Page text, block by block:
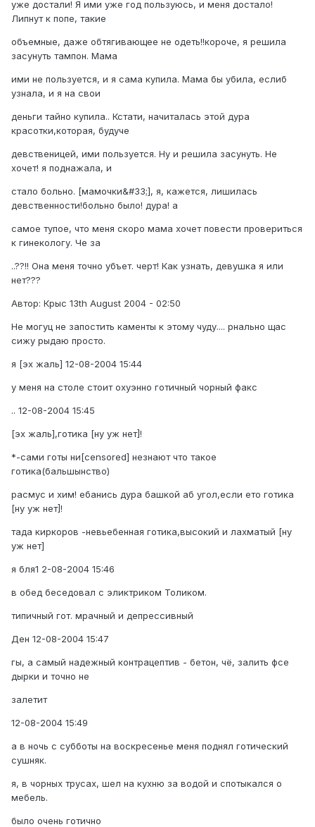
уже достали! Я ими уже год пользуюсь, и меня достало!
Липнут к попе, такие
объемные, даже обтягивающее не одеть!!короче, я решила
засунуть тампон. Мама
ими не пользуется, и я сама купила. Мама бы убила, еслиб
узнала, и я на свои
деньги тайно купила.. Кстати, начиталась этой дура
красотки,которая, будуче
девственицей, ими пользуется. Hу и решила засунуть. Hе
хочет! я поднажала, и
стало больно. [мамочки&#33;], я, кажется, лишилась
девственности!больно было! дура! а
самое тупое, что меня скоро мама хочет повести провериться
к гинекологу. Че за
..??!! Она меня точно убъет. черт! Как узнать, девушка я или
нет???
Автор: Крыс 13th August 2004 - 02:50
Hе могуц не запостить каменты к этому чуду.... рнально щас
сижу рыдаю просто.
я [эх жаль] 12-08-2004 15:44
у меня на столе стоит охуэнно готичный чорный факс
.. 12-08-2004 15:45
[эх жаль],готика [ну уж нет]!
*-сами готы ни[censored] незнают что такое
готика(бальшынство)
расмус и хим! ебанись дура башкой аб угол,если ето готика
[ну уж нет]!
тада киркоров -невьебенная готика,высокий и лахматый [ну
уж нет]
я бля1 2-08-2004 15:46
в обед беседовал с эликтриком Толиком.
типичный гот. мрачный и депрессивный
Ден 12-08-2004 15:47
гы, а самый надежный контрацептив - бетон, чё, залить фсе
дырки и точно не
залетит
12-08-2004 15:49
а в ночь с субботы на воскресенье меня поднял готический
сушняк.
я, в чорных трусах, шел на кухню за водой и спотыкался о
мебель.
было очень готично